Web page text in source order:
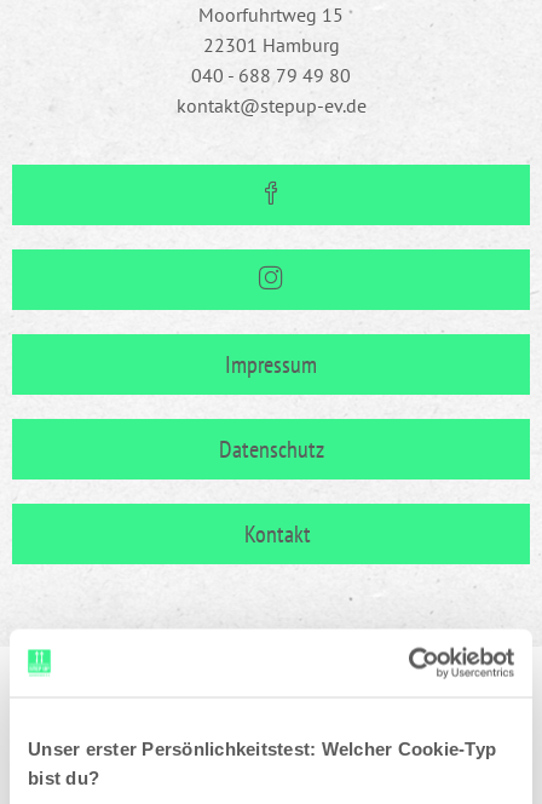
Unser erster Persönlichkeitstest: Welcher Cookie-Typ
bist du?
Moorfuhrtweg 15
22301 Hamburg
040 - 688 79 49 80
kontakt@stepup-ev.de
Impressum
Datenschutz
Kontakt